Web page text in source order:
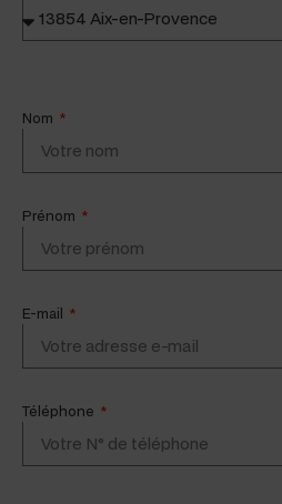
Nom
Prénom
E-mail
Téléphone